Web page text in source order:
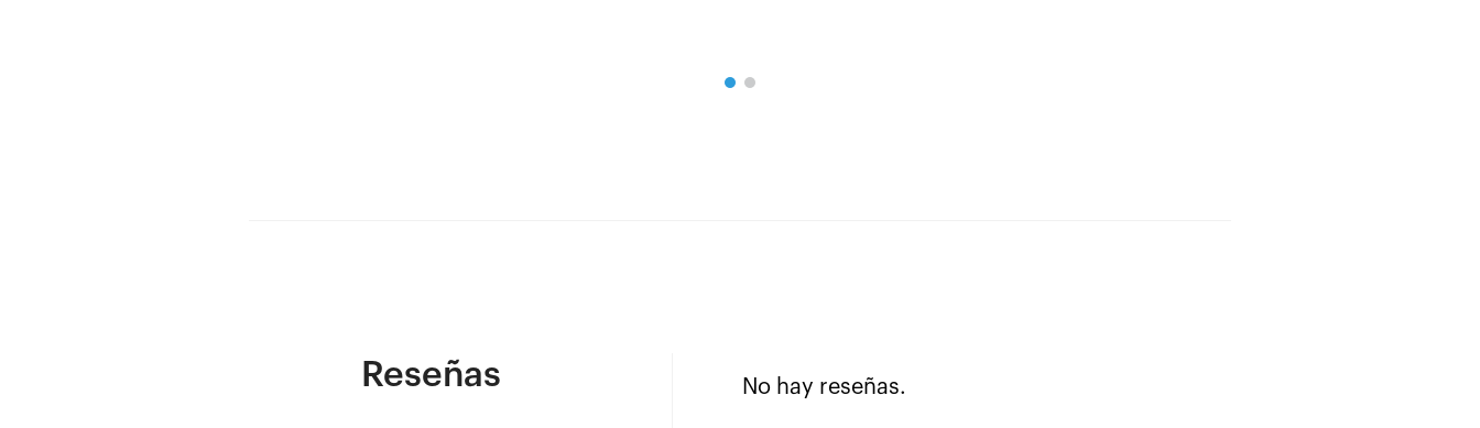
Reseñas No hay reseñas.